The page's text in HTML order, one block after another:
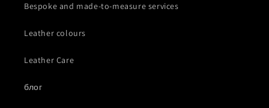
Bespoke and made-to-measure services
Leather colours
Leather Care
блог